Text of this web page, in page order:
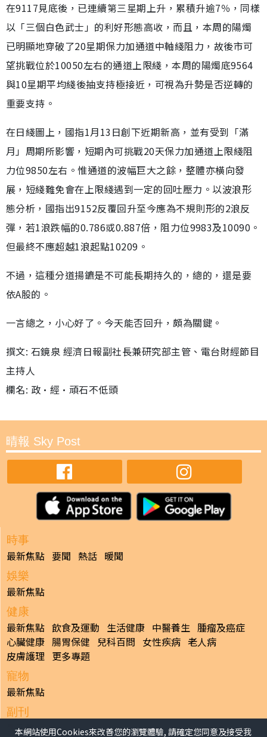
在9117見底後，已連續第三星期上升，累積升逾7％，同樣
以「三個白色武士」的利好形態高收，而且，本周的陽燭
已明顯地穿破了20星期保力加通道中軸綫阻力，故後市可
望挑戰位於10050左右的通道上限綫，本周的陽燭底9564
與10星期平均綫後抽支持極接近，可視為升勢是否逆轉的
重要支持。
在日綫圖上，國指1月13日創下近期新高，並有受到「滿
月」周期所影響，短期內可挑戰20天保力加通道上限綫阻
力位9850左右。惟通道的波幅巨大之餘，整體亦橫向發
展，短綫難免會在上限綫遇到一定的回吐壓力。以波浪形
態分析，國指出9152反覆回升至今應為不規則形的2浪反
彈，若1浪跌幅的0.786或0.887倍，阻力位9983及10090。
但最終不應超越1浪起點10209。
不過，這種分道揚鑣是不可能長期持久的，總的，還是要
依A股的。
一言總之，小心好了。今天能否回升，頗為關鍵。
撰文: 石鏡泉 經濟日報副社長兼研究部主管、電台財經節目
主持人
欄名: 政•經•頑石不低頭
晴報 Sky Post
時事
最新焦點 要聞 熱話 暖聞
娛樂
最新焦點
健康
最新焦點 飲食及運動 生活健康 中醫養生 腫瘤及癌症
心臟健康 腸胃保健 兒科百問 女性疾病 老人病
皮膚護理 更多專題
寵物
最新焦點
副刊
最新焦點
本網站使用Cookies來改善您的瀏覽體驗, 請確定您同意及接受我